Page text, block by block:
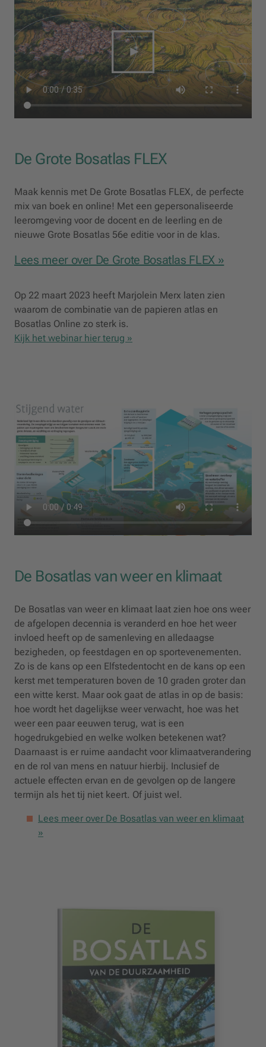
De Grote Bosatlas FLEX
Maak kennis met De Grote Bosatlas FLEX, de perfecte
mix van boek en online! Met een gepersonaliseerde
leeromgeving voor de docent en de leerling en de
nieuwe Grote Bosatlas 56e editie voor in de klas.
Lees meer over De Grote Bosatlas FLEX »
Op 22 maart 2023 heeft Marjolein Merx laten zien
waarom de combinatie van de papieren atlas en
Bosatlas Online zo sterk is.
Kijk het webinar hier terug »
De Bosatlas van weer en klimaat
De Bosatlas van weer en klimaat laat zien hoe ons weer
de afgelopen decennia is veranderd en hoe het weer
invloed heeft op de samenleving en alledaagse
bezigheden, op feestdagen en op sportevenementen.
Zo is de kans op een Elfstedentocht en de kans op een
kerst met temperaturen boven de 10 graden groter dan
een witte kerst. Maar ook gaat de atlas in op de basis:
hoe wordt het dagelijkse weer verwacht, hoe was het
weer een paar eeuwen terug, wat is een
hogedrukgebied en welke wolken betekenen wat?
Daarnaast is er ruime aandacht voor klimaatverandering
en de rol van mens en natuur hierbij. Inclusief de
actuele effecten ervan en de gevolgen op de langere
termijn als het tij niet keert. Of juist wel.
Lees meer over De Bosatlas van weer en klimaat
»